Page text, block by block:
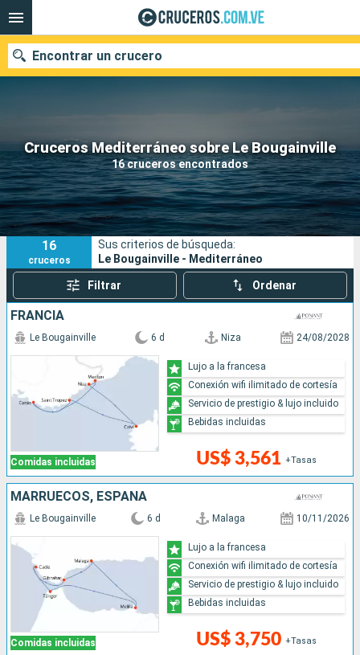
Cruceros Mediterráneo sobre Le Bougainville
16 cruceros encontrados
Encontrar un crucero
Nuestros destinos
Fecha de salida
Puertos Compañías
Buscar
16
cruceros
Sus criterios de búsqueda:
Le Bougainville - Mediterráneo
Filtrar Ordenar
FRANCIA
Comidas incluidas
Le Bougainville 6 d Niza 24/08/2028
US$ 3,561 +Tasas
Lujo a la francesa
Conexión wifi ilimitado de cortesía
Servicio de prestigio & lujo incluido
Bebidas incluidas
MARRUECOS, ESPAÑA
Comidas incluidas
Le Bougainville 6 d Malaga 10/11/2026
US$ 3,750 +Tasas
Lujo a la francesa
Conexión wifi ilimitado de cortesía
Servicio de prestigio & lujo incluido
Bebidas incluidas